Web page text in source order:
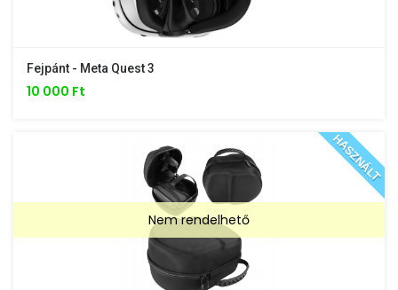
Fejpánt - Meta Quest 3
10 000 Ft
Nem rendelhető
HASZNÁLT